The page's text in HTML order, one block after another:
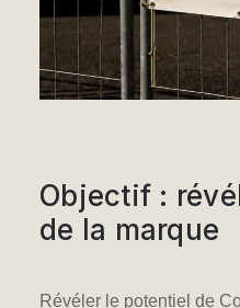
Objectif :
de la marque
Révéler le potentiel de